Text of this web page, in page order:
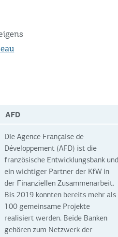
AFD
Die Agence Française de
Développement (AFD) ist die
französische Entwicklungsbank und
ein wichtiger Partner der KfW in
der Finanziellen Zusammenarbeit.
Bis 2019 konnten bereits mehr als
100 gemeinsame Projekte
realisiert werden. Beide Banken
gehören zum Netzwerk der